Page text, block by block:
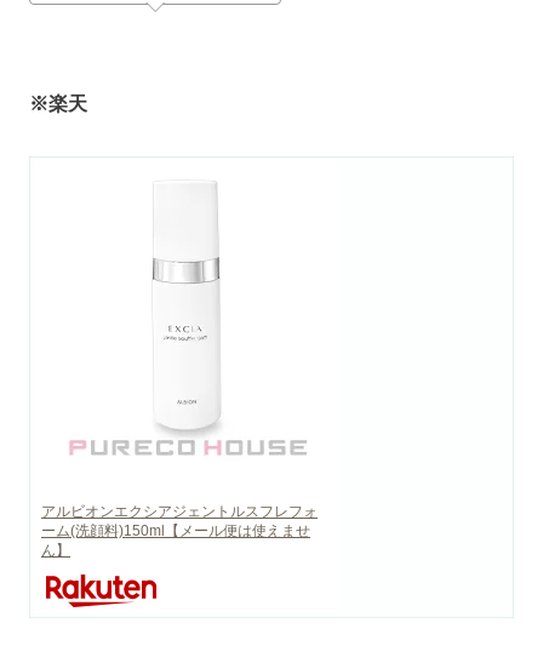
※楽天
アルビオンエクシアジェントルスフレフォ
ーム(洗顔料)150ml【メール便は使えませ
ん】